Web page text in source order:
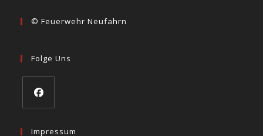
© Feuerwehr Neufahrn
Folge Uns
in
Impressum